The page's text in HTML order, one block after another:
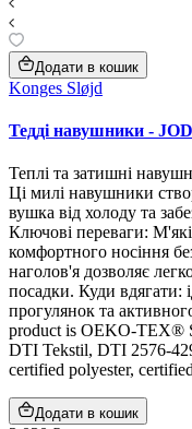
Додати в кошик
Konges Sløjd
Тедді навушники -
Теплі та затишні
Ці милі навушники
вушка від холоду та
Ключові переваги:
комфортного носіння
наголов'я дозволяє
посадки. Куди вдягати:
прогулянок та
product is OEKO-TEX®
DTI Tekstil, DTI 2576-
certified polyester,
Додати в кошик